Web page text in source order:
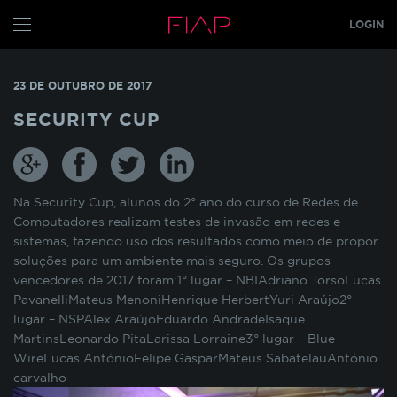
LOGIN
GRADUAÇÃO
MBA sTECH
GLOBAL MBAs
PÓS TECH
FIAP ON
FIAP
ALUN
23 DE OUTUBRO DE 2017
SECURITY CUP
Na Security Cup, alunos do 2° ano do curso de Redes de
Computadores realizam testes de invasão em redes e
sistemas, fazendo uso dos resultados como meio de propor
soluções para um ambiente mais seguro. Os grupos
vencedores de 2017 foram:1° lugar – NBIAdriano TorsoLucas
PavanelliMateus MenoniHenrique HerbertYuri Araújo2°
lugar – NSPAlex AraújoEduardo AndradeIsaque
MartinsLeonardo PitaLarissa Lorraine3° lugar – Blue
WireLucas AntónioFelipe GasparMateus SabatelauAntónio
carvalho
cookies para melhorar a experiência de
navegação em nosso site e otimizar
constantemente os nossos serviços. Os cookies
armazenam temporariamente algumas
informações básicas da sua interação com as
nossas páginas.
COOKIES INDISPENSÁVEIS
Estes cookies não podem ser desativados pois
são necessários para que o site funcione
corretamente ou para melhorar o desempenho
funcionalidades diversas. Eles estão relacionados
com a realização de login no Portal do Aluno, o